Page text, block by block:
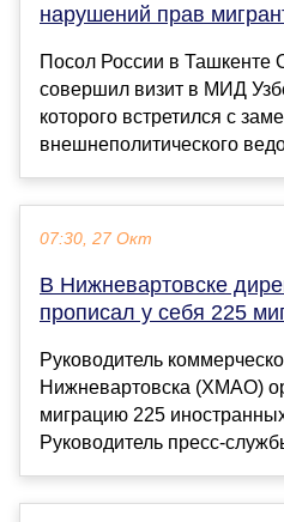
нарушений прав
Посол России в Ташкенте
совершил визит в МИД
которого встретился с
внешнеполитического
07:30, 27 Окт
В Нижневартовске
прописал у себя 225
Руководитель
Нижневартовска (ХМАО)
миграцию 225
Руководитель пресс-